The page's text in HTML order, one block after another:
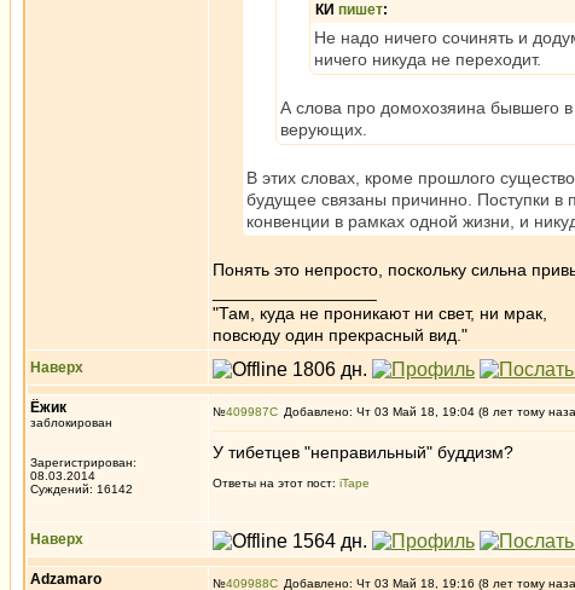
КИ пишет:
Не надо ничего сочинять и
ничего никуда не переходит.
А слова про домохозяина бывшего
верующих.
В этих словах, кроме прошлого
будущее связаны причинно. Поступки
конвенции в рамках одной жизни, и
Понять это непросто, поскольку сильна
"Там, куда не проникают ни свет, ни мрак,
повсюду один прекрасный вид."
Наверх
Ёжик
заблокирован
Зарегистрирован:
08.03.2014
Суждений: 16142
№409987 Добавлено: Чт 03 Май 18, 19:04 (8 лет тому
У тибетцев "неправильный" буддизм?
Ответы на этот пост: iTape
Наверх
Adzamaro №409988 Добавлено: Чт 03 Май 18, 19:16 (8 лет тому